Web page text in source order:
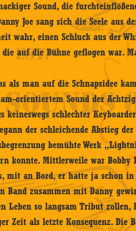
Sound, die
Joe sang sich die Seele aus
wahr, einen Schluck aus der
die auf die Bühne geflogen war.
als man auf die Schnapsidee
orientiertem Sound der
keineswegs schlechter
der schleichende Abstieg
bemühte Werk
konnte. Mittlerweile war
mit an Bord, er hatte ja schon
Band zusammen mit Danny
Leben so langsam Tribut zollen,
Zeit als letzte Konsequenz. Die